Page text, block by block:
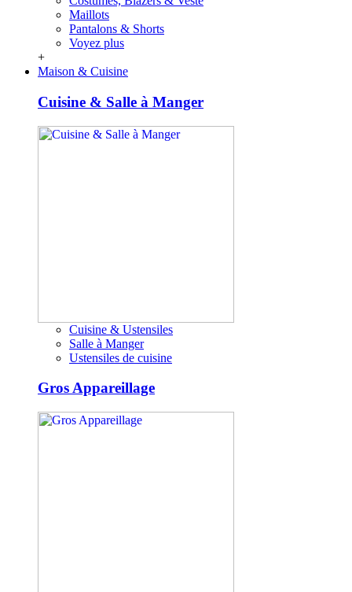
Maillots
Pantalons & Shorts
Voyez plus
+
Maison & Cuisine
Cuisine & Salle à Manger
Cuisine & Ustensiles
Salle à Manger
Ustensiles de cuisine
Gros Appareillage